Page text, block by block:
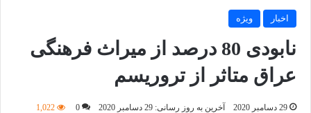
اخبار ویژه
نابودی 80 درصد از میراث فرهنگی
عراق متاثر از تروریسم
29 دسامبر 2020 آخرین به روز رسانی: 29 دسامبر 2020 0
1,022